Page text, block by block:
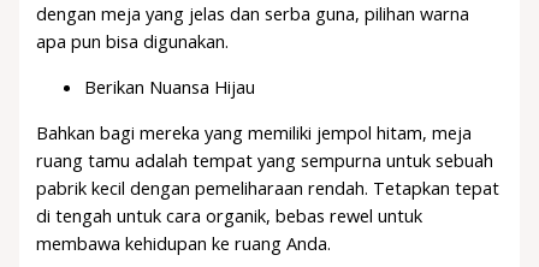
dengan meja yang jelas dan serba guna, pilihan warna
apa pun bisa digunakan.
Berikan Nuansa Hijau
Bahkan bagi mereka yang memiliki jempol hitam, meja
ruang tamu adalah tempat yang sempurna untuk sebuah
pabrik kecil dengan pemeliharaan rendah. Tetapkan tepat
di tengah untuk cara organik, bebas rewel untuk
membawa kehidupan ke ruang Anda.